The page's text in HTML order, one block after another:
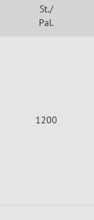
St./
Pal.
1200